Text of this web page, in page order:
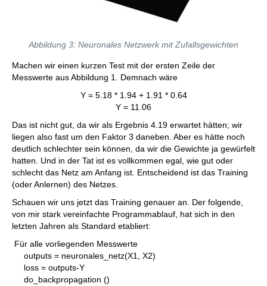
Abbildung 3: Neuronales Netzwerk mit Zufallsgewichten
Machen wir einen kurzen Test mit der ersten Zeile der
Messwerte aus Abbildung 1. Demnach wäre
Y = 5.18 * 1.94 + 1.91 * 0.64
Y = 11.06
Das ist nicht gut, da wir als Ergebnis 4.19 erwartet hätten; wir
liegen also fast um den Faktor 3 daneben. Aber es hätte noch
deutlich schlechter sein können, da wir die Gewichte ja gewürfelt
hatten. Und in der Tat ist es vollkommen egal, wie gut oder
schlecht das Netz am Anfang ist. Entscheidend ist das Training
(oder Anlernen) des Netzes.
Schauen wir uns jetzt das Training genauer an. Der folgende,
von mir stark vereinfachte Programmablauf, hat sich in den
letzten Jahren als Standard etabliert:
Für alle vorliegenden Messwerte
outputs = neuronales_netz(X1, X2)
loss = outputs-Y
do_backpropagation ()